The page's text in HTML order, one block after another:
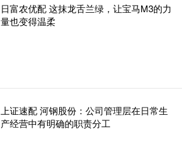
日富农优配 这抹龙舌兰绿，让宝马M3的力
量也变得温柔
上证速配 河钢股份：公司管理层在日常生
产经营中有明确的职责分工